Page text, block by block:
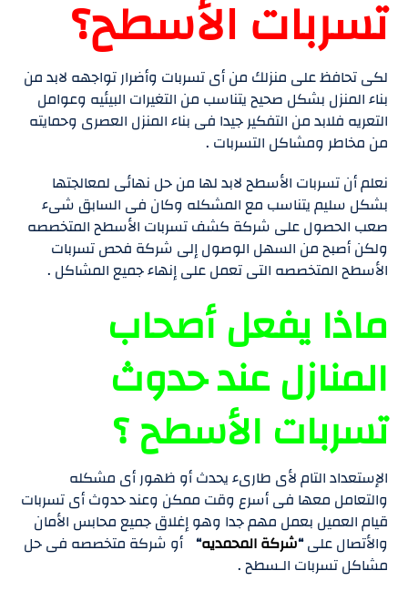
تسربات الأسطح؟
لكى تحافظ على منزلك من أى تسربات وأضرار تواجهه لابد من
بناء المنزل بشكل صحيح يتناسب من التغيرات البيئيه وعوامل
التعريه فلابد من التفكير جيدا فى بناء المنزل العصرى وحمايته
من مخاطر ومشاكل التسربات .
نعلم أن تسربات الأسطح لابد لها من حل نهائى لمعالجتها
بشكل سليم يتناسب مع المشكله وكان فى السابق شىء
صعب الحصول على شركة كشف تسربات الأسطح المتخصصه
ولكن أصبح من السهل الوصول إلى شركة فحص تسربات
الأسطح المتخصصه التى تعمل على إنهاء جميع المشاكل .
ماذا يفعل أصحاب
المنازل عند حدوث
تسربات الأسطح ؟
الإستعداد التام لأى طارىء يحدث أو ظهور أى مشكله
والتعامل معها فى أسرع وقت ممكن وعند حدوث أى تسربات
قيام العميل بعمل مهم جدا وهو إغلاق جميع محابس الأمان
والأتصال على“شركة المحمديه“ أو شركة متخصصه فى حل
مشاكل تسربات الـسطح .